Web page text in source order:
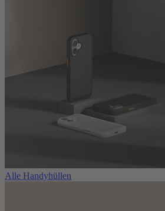
Alle Handyhüllen